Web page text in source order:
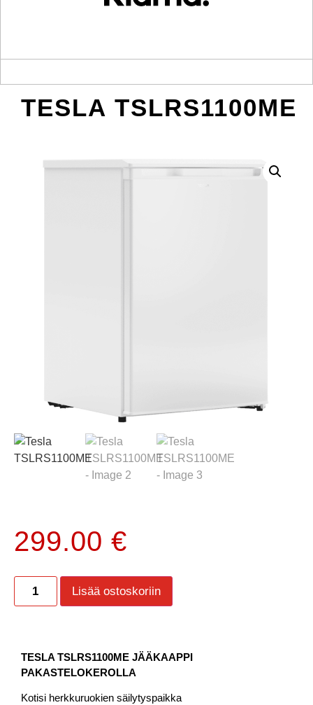
TESLA TSLRS1100ME
299.00 €
Lisää ostoskoriin
TESLA TSLRS1100ME JÄÄKAAPPI
PAKASTELOKEROLLA
Kotisi herkkuruokien säilytyspaikka